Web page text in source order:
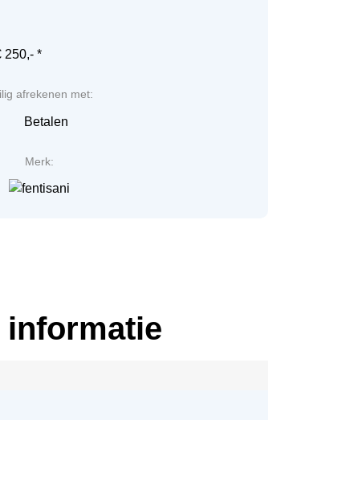
250,- *
afrekenen met:
Merk:
informatie